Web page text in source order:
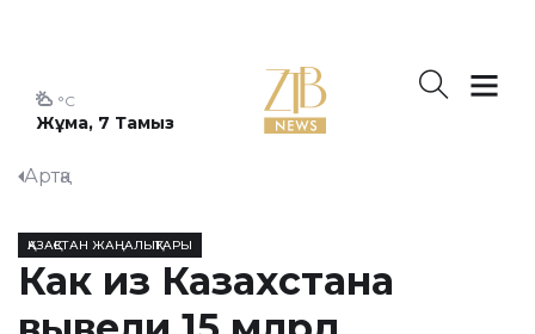
Жұма, 7 Тамыз
°C
Артқа
ҚАЗАҚСТАН ЖАҢАЛЫҚТАРЫ
Как из Казахстана